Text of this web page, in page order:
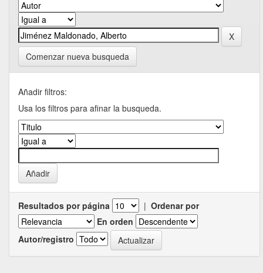
Comenzar nueva busqueda
Añadir filtros:
Usa los filtros para afinar la busqueda.
Resultados por página | Ordenar por
En orden
Autor/registro